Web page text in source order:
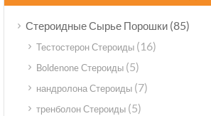
Стероидные Сырье Порошки (85)
Тестостерон Стероиды (16)
Boldenone Стероиды (5)
нандролона Стероиды (7)
тренболон Стероиды (5)